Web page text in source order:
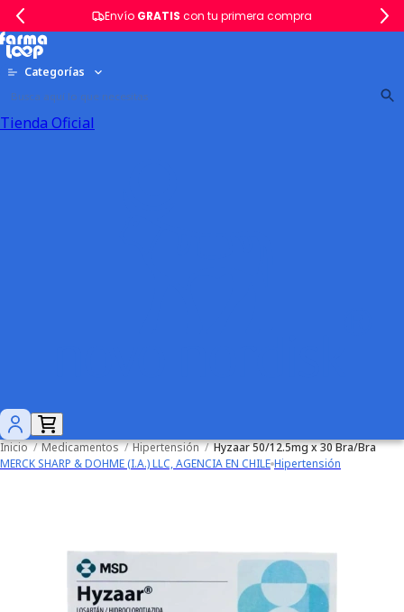
Envío GRATIS con tu primera compra
Categorías
Tienda Oficial
Inicio / Medicamentos / Hipertensión / Hyzaar 50/12.5mg x 30 Bra/Bra
MERCK SHARP & DOHME (I.A.) LLC, AGENCIA EN CHILE Hipertensión